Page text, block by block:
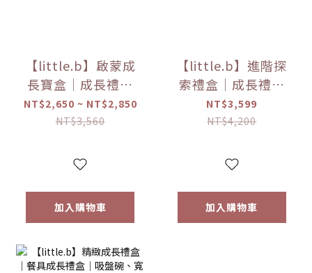
【little.b】啟蒙成
長寶盒｜成長禮盒
｜吸盤碗、寬口麥
片碗｜316雙層不鏽
NT$2,650 ~ NT$2,850
NT$3,560
加入購物車
【little.b】進階探
索禮盒｜成長禮盒
｜吸盤碗、寬口燕
麥碗、小寶石湯叉
系列｜粉/藍
NT$3,599
NT$4,200
加入購物車